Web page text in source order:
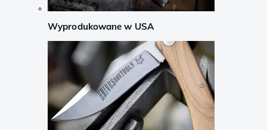
Wyprodukowane w USA